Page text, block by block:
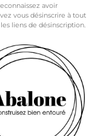
avoir
vous désinscrire à tout
liens de désinscription.